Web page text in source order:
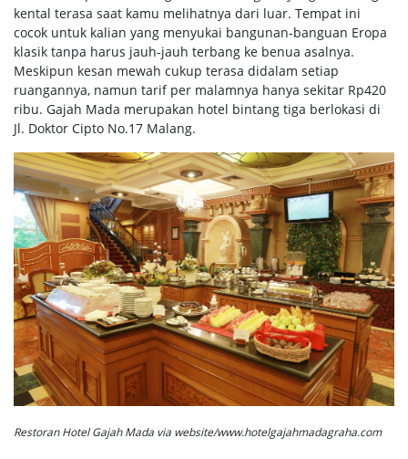
kental terasa saat kamu melihatnya dari luar. Tempat ini
cocok untuk kalian yang menyukai bangunan-banguan Eropa
klasik tanpa harus jauh-jauh terbang ke benua asalnya.
Meskipun kesan mewah cukup terasa didalam setiap
ruangannya, namun tarif per malamnya hanya sekitar Rp420
ribu. Gajah Mada merupakan hotel bintang tiga berlokasi di
Jl. Doktor Cipto No.17 Malang.
Restoran Hotel Gajah Mada via website/www.hotelgajahmadagraha.com